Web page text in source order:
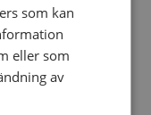
läst
skattesänkningar
som kan
eller som
av